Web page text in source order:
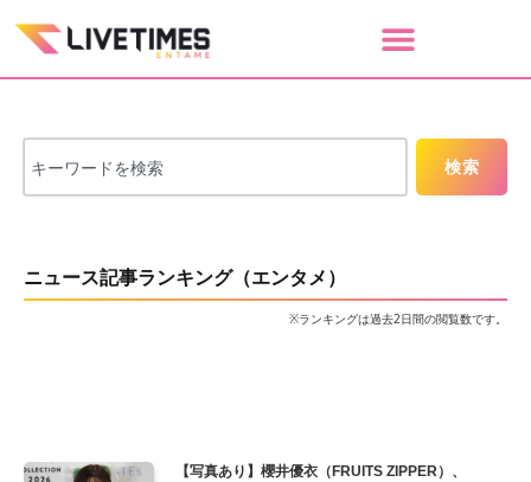
検索
ニュース記事ランキング（エンタメ）
※ランキングは過去2日間の閲覧数です。
【写真あり】櫻井優衣（FRUITS ZIPPER）、